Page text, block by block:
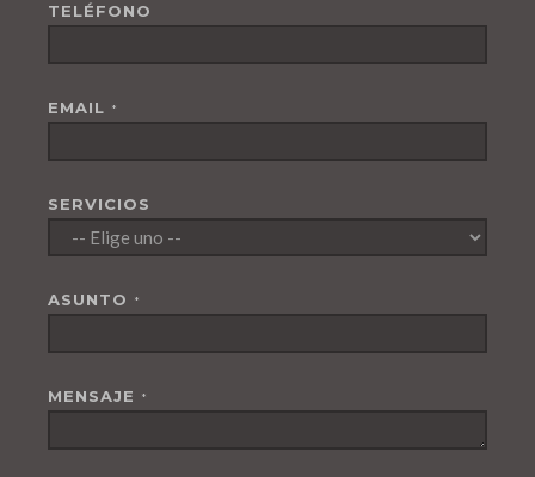
TELÉFONO
EMAIL *
SERVICIOS
ASUNTO *
MENSAJE *